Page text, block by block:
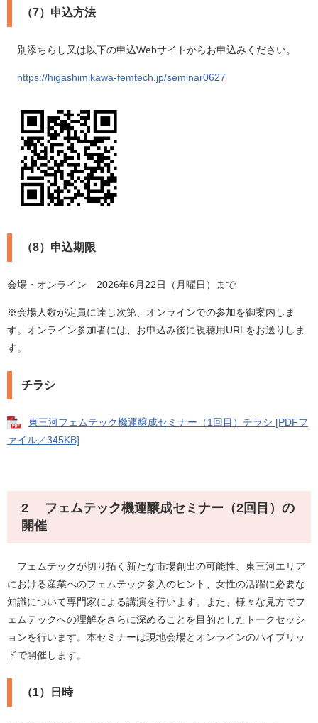
（7）申込方法
別添ちらし又は以下の申込Webサイトからお申込みください。
https://higashimikawa-femtech.jp/seminar0627
（8）申込期限
会場・オンライン 2026年6月22日（月曜日）まで
※会場人数が定員に達し次第、オンラインでの参加を御案内しま
す。オンライン参加者には、お申込み後に視聴用URLをお送りしま
す。
チラシ
東三河フェムテック機運醸成セミナー（1回目）チラシ [PDFフ
ァイル／345KB]
2 フェムテック機運醸成セミナー（2回目）の
開催
フェムテックが切り拓く新たな市場創出の可能性、東三河エリア
における産業へのフェムテック参入のヒント、女性の活躍に必要な
知識について専門家による講演を行います。また、様々な見方でフ
ェムテックへの理解をさらに深めることを目的としたトークセッシ
ョンを行います。本セミナーは現地会場とオンラインのハイブリッ
ドで開催します。
（1）日時